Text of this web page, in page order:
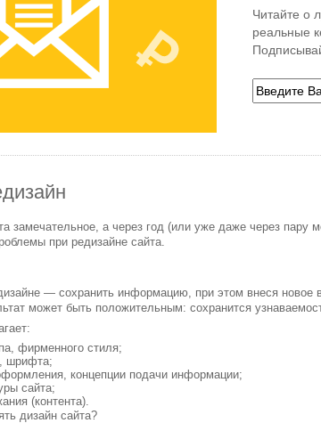
Читайте о
реальные
замечательное, а через год (или уже даже через
при редизайне сайта.
— сохранить информацию, при этом внеся новое
может быть положительным: сохранится
фирменного стиля;
шрифта;
концепции подачи информации;
сайта;
(контента).
дизайн сайта?